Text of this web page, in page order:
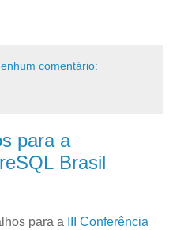
comentário:
para a
Brasil
para a
III Conferência